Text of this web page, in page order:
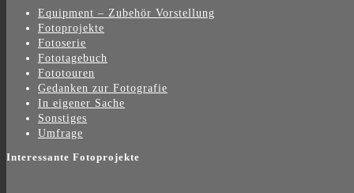
Equipment – Zubehör Vorstellung
Fotoprojekte
Fotoserie
Fototagebuch
Fototouren
Gedanken zur Fotografie
In eigener Sache
Sonstiges
Umfrage
Interessante Fotoprojekte